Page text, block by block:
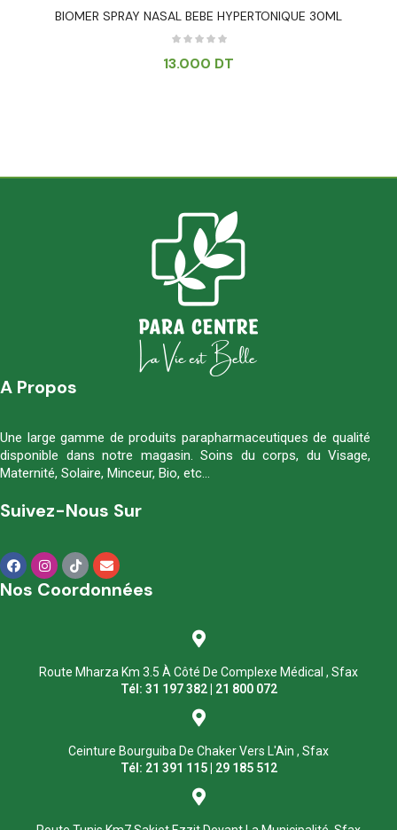
BIOMER SPRAY NASAL BEBE HYPERTONIQUE 30ML
13.000 DT
A Propos
Une large gamme de produits parapharmaceutiques de qualité
disponible dans notre magasin. Soins du corps, du Visage,
Maternité, Solaire, Minceur, Bio, etc…
Suivez-Nous Sur
Nos Coordonnées
Route Mharza Km 3.5 À Côté De Complexe Médical , Sfax
Tél: 31 197 382 | 21 800 072
Ceinture Bourguiba De Chaker Vers L'Ain , Sfax
Tél: 21 391 115 | 29 185 512